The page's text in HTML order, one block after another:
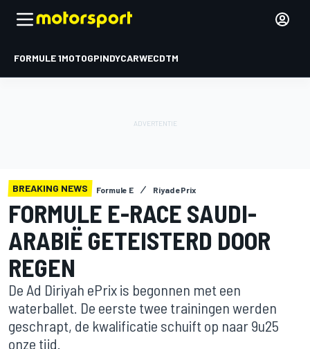
FORMULE 1MOTOGPINDYCARWECDTM
BREAKING NEWS Formule E Riyad ePrix
FORMULE E-RACE SAUDI-
ARABIË GETEISTERD DOOR
REGEN
De Ad Diriyah ePrix is begonnen met een
waterballet. De eerste twee trainingen werden
geschrapt, de kwalificatie schuift op naar 9u25
onze tijd.